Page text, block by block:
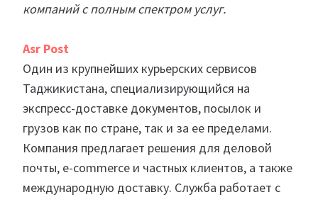
компаний с полным спектром услуг.
Asr Post
Один из крупнейших курьерских сервисов
Таджикистана, специализирующийся на
экспресс-доставке документов, посылок и
грузов как по стране, так и за ее пределами.
Компания предлагает решения для деловой
почты, e-commerce и частных клиентов, а также
международную доставку. Служба работает с